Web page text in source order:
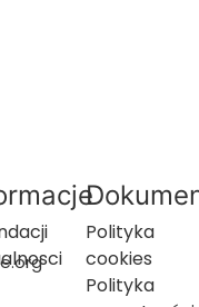
Polityka
cookies
Polityka